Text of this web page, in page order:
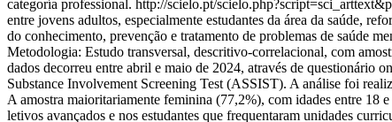
categoría professional. http://scielo.pt/
entre jovens adultos, especialmente estudantes da área da saúde,
do conhecimento, prevenção e tratamento de problemas de saúde
Metodologia: Estudo transversal, descritivo-correlacional, com
dados decorreu entre abril e maio de 2024, através de questionário
Substance Involvement Screening Test (ASSIST). A análise foi
A amostra maioritariamente feminina (77,2%), com idades entre 18
letivos avançados e nos estudantes que frequentaram unidades